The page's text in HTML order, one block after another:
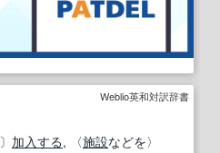
Weblio英和対訳辞書
〕 加入する, 〈施設などを〉